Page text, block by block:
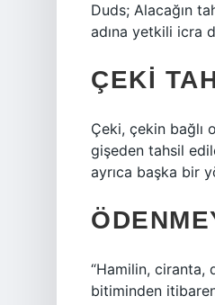
Duds; Alacağın
adına yetkili icra
ÇEKI
Çeki, çekin bağlı
gişeden tahsil
ayrıca başka bir
“Hamilin, ciranta,
bitiminden